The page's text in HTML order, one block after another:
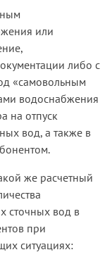
инстанции.
в
следует
части; в
с какого
часть не
и
из договора,
суду
факта
отказался, при
и
(субабонентов)
сетям.
факт
или
либо с
«самовольным
водоснабжения
на отпуск
вод, а также в
же расчетный
сточных вод в
при
ситуациях: